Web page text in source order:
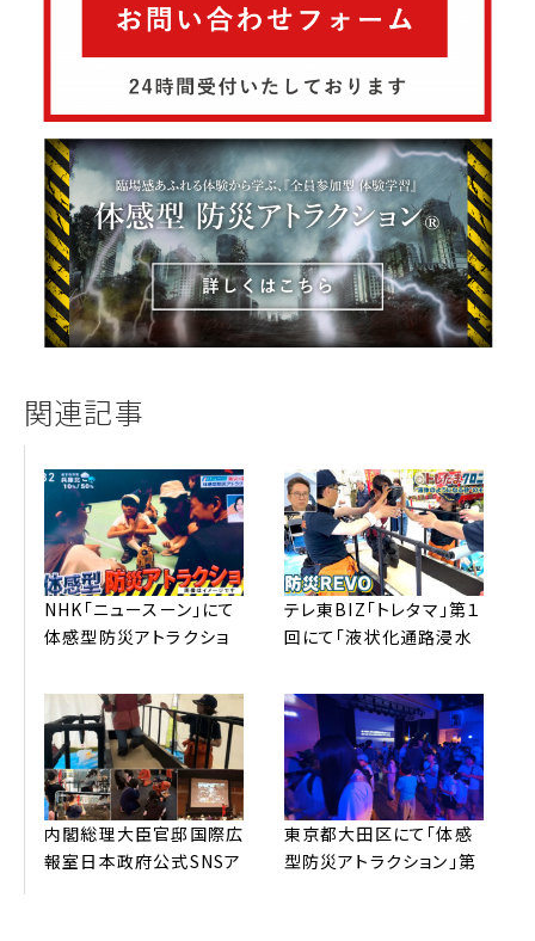
関連記事
NHK「ニュースーン」にて
体感型防災アトラクショ
テレ東BIZ「トレタマ」第１
回にて「液状化通路浸⽔
た。
内閣総理⼤⾂官邸国際広
報室⽇本政府公式SNSア
東京都⼤⽥区にて「体感
型防災アトラクション」第